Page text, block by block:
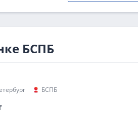
БСПБ
БСПБ